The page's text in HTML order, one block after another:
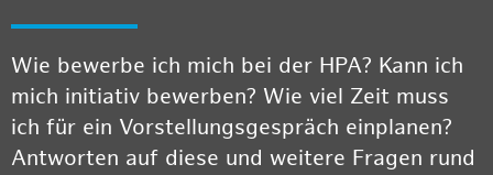
Wie bewerbe ich mich bei der HPA? Kann ich
mich initiativ bewerben? Wie viel Zeit muss
ich für ein Vorstellungsgespräch einplanen?
Antworten auf diese und weitere Fragen rund